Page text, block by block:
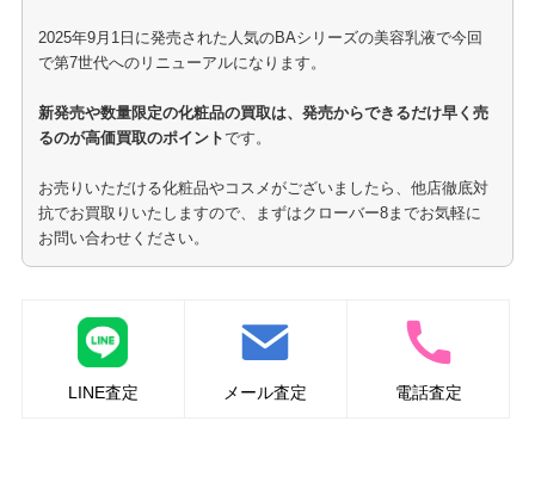
2025年9月1日に発売された人気のBAシリーズの美容乳液で今回
で第7世代へのリニューアルになります。
新発売や数量限定の化粧品の買取は、発売からできるだけ早く売
るのが高価買取のポイントです。
お売りいただける化粧品やコスメがございましたら、他店徹底対
抗でお買取りいたしますので、まずはクローバー8までお気軽に
お問い合わせください。
LINE査定 メール査定 電話査定